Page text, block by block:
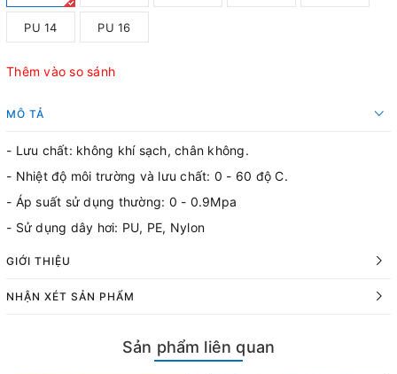
PU 14 PU 16
Thêm vào so sánh
MÔ TẢ
- Lưu chất: không khí sạch, chân không.
- Nhiệt độ môi trường và lưu chất: 0 - 60 độ C.
- Áp suất sử dụng thường: 0 - 0.9Mpa
- Sử dụng dây hơi: PU, PE, Nylon
GIỚI THIỆU
NHẬN XÉT SẢN PHẨM
Sản phẩm liên quan